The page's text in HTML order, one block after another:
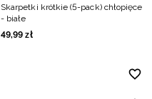
Skarpetki krótkie (5-pack) chłopięce
- białe
49,99 zł